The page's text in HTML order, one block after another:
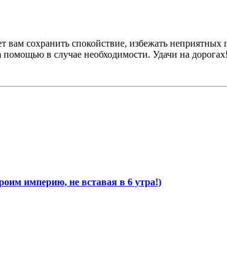
сохранить спокойствие, избежать неприятных
помощью в случае необходимости. Удачи на дорогах!
империю, не вставая в 6 утра!)